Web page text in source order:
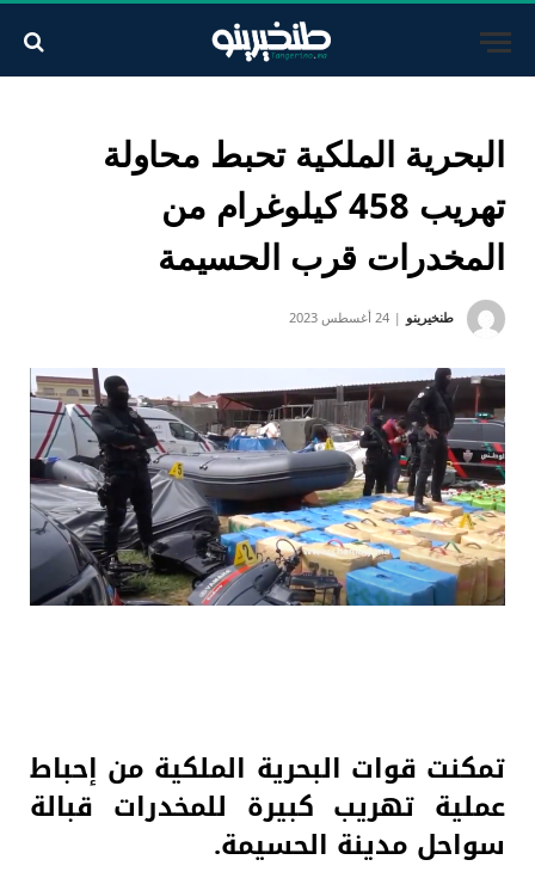
البحرية الملكية تحبط محاولة
تهريب 458 كيلوغرام من
المخدرات قرب الحسيمة
طنخيرينو 24 أغسطس 2023
تمكنت قوات البحرية الملكية من إحباط
عملية تهريب كبيرة للمخدرات قبالة
سواحل مدينة الحسيمة.